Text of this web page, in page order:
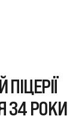
34 РОКИ